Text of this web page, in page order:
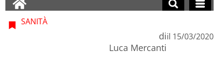
SANITÀ
di
Luca Mercanti
il 15/03/2020